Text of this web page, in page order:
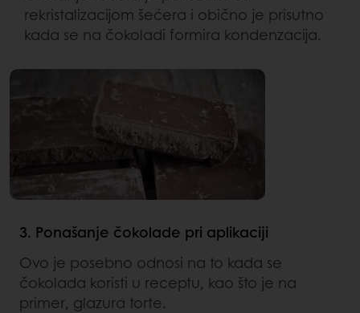
rekristalizacijom šećera i obično je prisutno
kada se na čokoladi formira kondenzacija.
3. Ponašanje čokolade pri aplikaciji
Ovo je posebno odnosi na to kada se
čokolada koristi u receptu, kao što je na
primer, glazura torte.